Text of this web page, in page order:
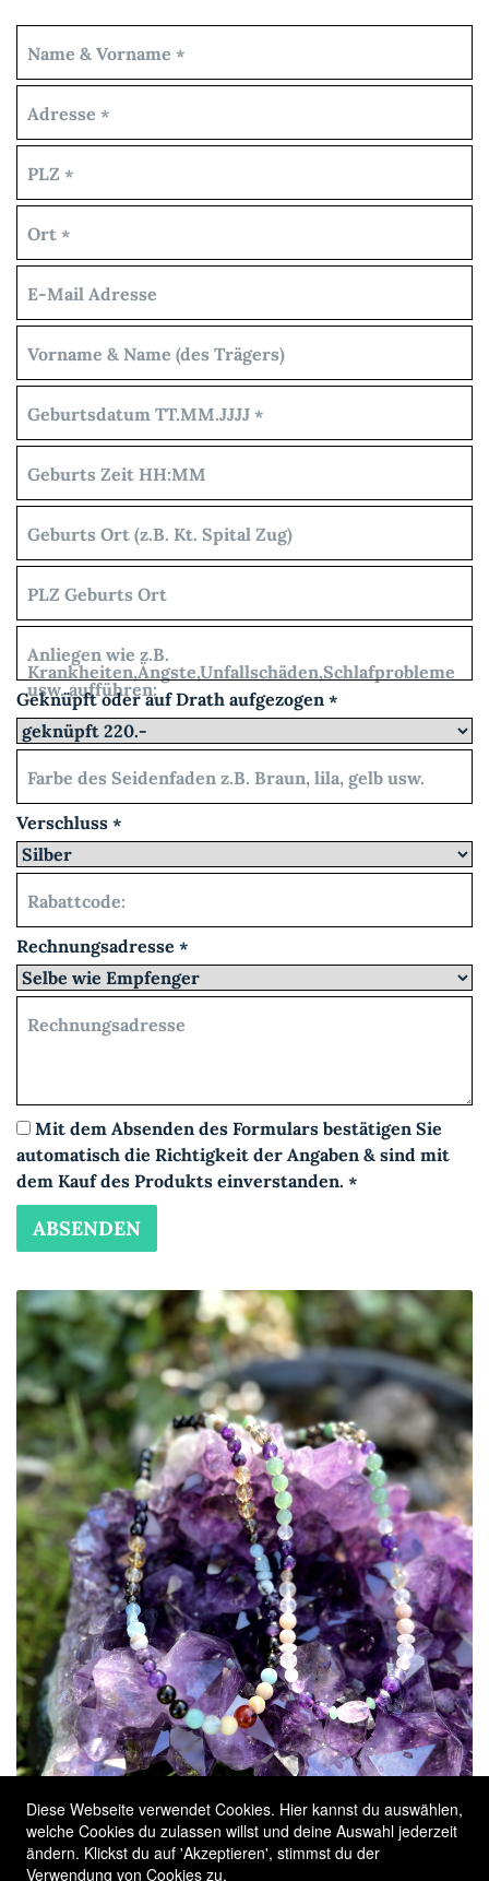
Name & Vorname *
Adresse *
PLZ *
Ort *
E-Mail Adresse
Vorname & Name (des Trägers)
Geburtsdatum TT.MM.JJJJ *
Geburts Zeit HH:MM
Geburts Ort (z.B. Kt. Spital Zug)
PLZ Geburts Ort
Anliegen wie z.B.
Krankheiten,Ängste,Unfallschäden,Schlafprobleme
usw. aufführen:
Geknüpft oder auf Drath aufgezogen *
Farbe des Seidenfaden z.B. Braun, lila, gelb usw.
Verschluss *
Rabattcode:
Rechnungsadresse *
Rechnungsadresse
Mit dem Absenden des Formulars bestätigen Sie
automatisch die Richtigkeit der Angaben & sind mit
dem Kauf des Produkts einverstanden. *
ABSENDEN
Diese Webseite verwendet Cookies. Hier kannst du auswählen,
welche Cookies du zulassen willst und deine Auswahl jederzeit
ändern. Klickst du auf 'Akzeptieren', stimmst du der
Verwendung von Cookies zu.